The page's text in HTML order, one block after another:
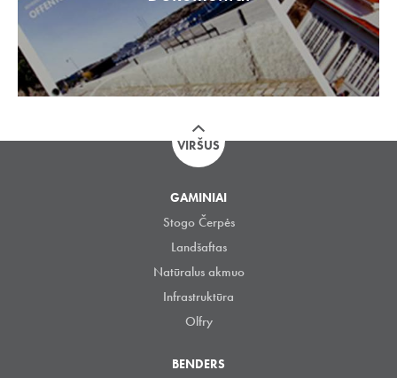
VIRŠUS
GAMINIAI
Stogo Čerpės
Landšaftas
Natūralus akmuo
Infrastruktūra
Olfry
BENDERS